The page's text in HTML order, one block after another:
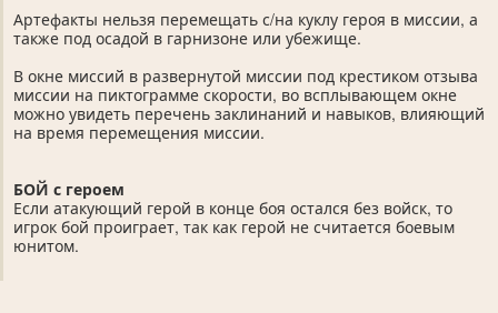
Артефакты нельзя перемещать с/на куклу героя в миссии, а
также под осадой в гарнизоне или убежище.
В окне миссий в развернутой миссии под крестиком отзыва
миссии на пиктограмме скорости, во всплывающем окне
можно увидеть перечень заклинаний и навыков, влияющий
на время перемещения миссии.
БОЙ с героем
Если атакующий герой в конце боя остался без войск, то
игрок бой проиграет, так как герой не считается боевым
юнитом.